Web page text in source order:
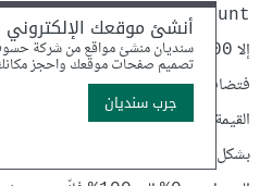
count ، حيث يبدأ العدّ من الرقم
إلا 100% وتكتمل الدورة الأولى، بعد
فتضاف دورة أخرى إلى العدّاد، وبهذا
القيمة
alternateكذلك على قلب
بشكل عكسي، فإن كان تأثير الحركة